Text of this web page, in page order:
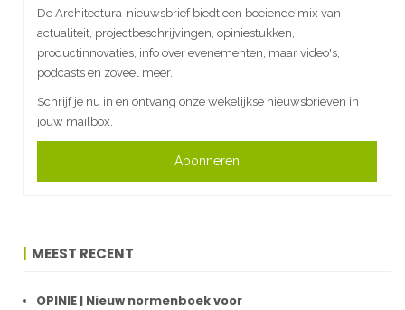
De Architectura-nieuwsbrief biedt een boeiende mix van
actualiteit, projectbeschrijvingen, opiniestukken,
productinnovaties, info over evenementen, maar video's,
podcasts en zoveel meer.
Schrijf je nu in en ontvang onze wekelijkse nieuwsbrieven in
jouw mailbox.
Abonneren
MEEST RECENT
OPINIE | Nieuw normenboek voor